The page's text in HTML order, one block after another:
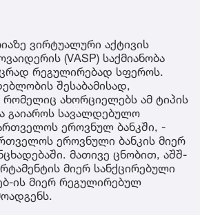
ვირტუალური აქტივის
(VASP) საქმიანობა
რეგულირებად სფეროს.
შესაბამისად,
რომელიც ახორციელებს ამ ტიპის
გაიაროს სავალდებულო
ეროვნულ ბანკში, -
ეროვნული ბანკის მიერ
მათივე ცნობით, აშშ-
მიერ სანქცირებული
ის მიერ რეგულირებულ